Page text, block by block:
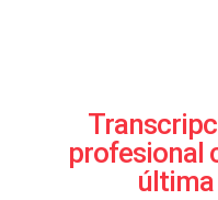
profesional